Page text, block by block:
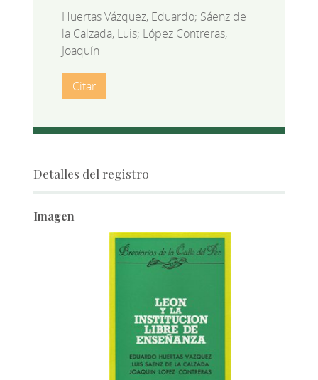
Huertas Vázquez, Eduardo; Sáenz de
la Calzada, Luis; López Contreras,
Joaquín
Citar
Detalles del registro
Imagen